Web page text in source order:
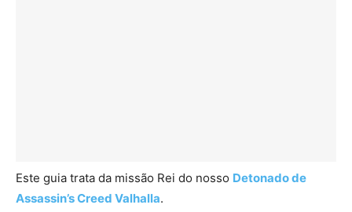
Este guia trata da missão Rei do nosso Detonado de
Assassin’s Creed Valhalla.